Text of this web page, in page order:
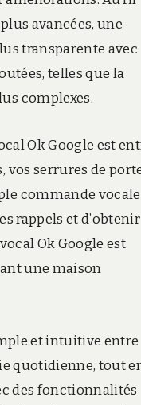
avancées, une
transparente avec
telles que la
complexes.
Ok Google est
serrures de
commande
rappels et d’obtenir
Ok Google est
une maison
et intuitive entre
quotidienne, tout
des fonctionnalités